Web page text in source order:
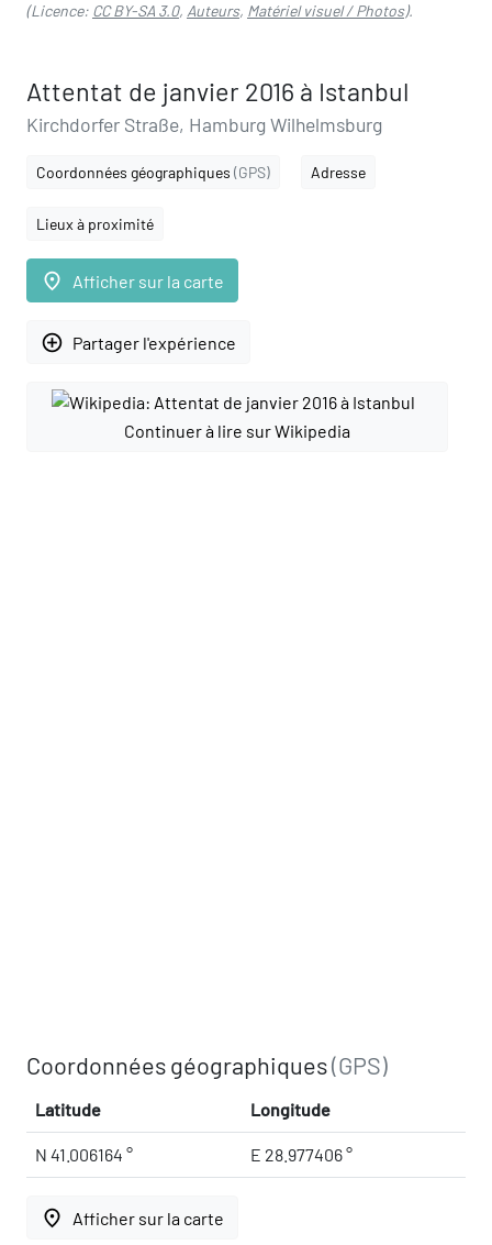
(Licence: CC BY-SA 3.0, Auteurs, Matériel visuel / Photos).
Attentat de janvier 2016 à Istanbul
Kirchdorfer Straße, Hamburg Wilhelmsburg
Coordonnées géographiques (GPS) Adresse
Lieux à proximité
place Afficher sur la carte
add_circle_outline Partager l'expérience
Continuer à lire sur Wikipedia
Coordonnées géographiques(GPS)
Latitude Longitude
N 41.006164 ° E 28.977406 °
place Afficher sur la carte